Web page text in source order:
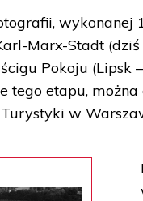
wykonanej
Marx-Stadt
Pokoju (Lipsk
tego etapu,
w